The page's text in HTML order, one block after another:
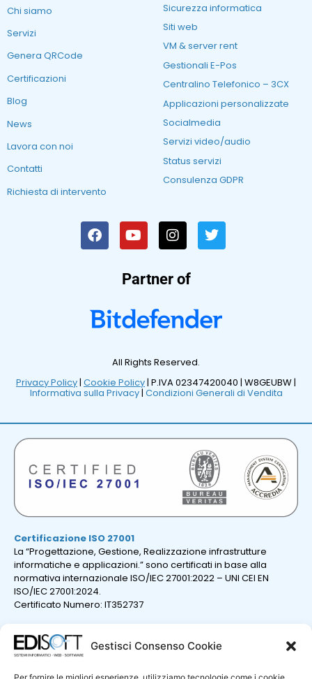
Gestisci Consenso Cookie
Chi siamo
Servizi
Genera QRCode
Certificazioni
Blog
News
Lavora con noi
Contatti
Richiesta di intervento
Sicurezza informatica
Siti web
VM & server rent
Gestionali E-Pos
Centralino Telefonico – 3CX
Applicazioni personalizzate
Socialmedia
Servizi video/audio
Status servizi
Consulenza GDPR
Partner of
All Rights Reserved.
Privacy Policy| Cookie Policy| P.IVA 02347420040 | W8GEUBW |
Informativa sulla Privacy| Condizioni Generali di Vendita
Certificazione ISO 27001
La “Progettazione, Gestione, Realizzazione infrastrutture
informatiche e applicazioni.” sono certificati in base alla
normativa internazionale ISO/IEC 27001:2022 – UNI CEI EN
ISO/IEC 27001:2024.
Certificato Numero: IT352737